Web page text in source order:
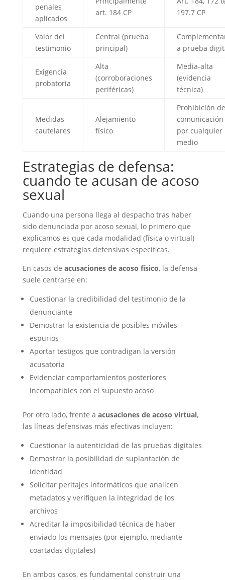
penales
aplicados
art. 184 CP
197.7 CP
Valor del
testimonio
Central (prueba
principal)
a prueba
Exigencia
probatoria
Alta
(corroboraciones
periféricas)
Media-alta
(evidencia
técnica)
Medidas
cautelares
Alejamiento
físico
Prohibición de
comunicación
por cualquier
medio
Estrategias de defensa:
cuando te acusan de acoso
sexual
Cuando una persona llega al despacho tras haber
sido denunciada por acoso sexual, lo primero que
explicamos es que cada modalidad (física o virtual)
requiere estrategias defensivas específicas.
En casos de acusaciones de acoso físico, la defensa
suele centrarse en:
Cuestionar la credibilidad del testimonio de la
denunciante
Demostrar la existencia de posibles móviles
espurios
Aportar testigos que contradigan la versión
acusatoria
Evidenciar comportamientos posteriores
incompatibles con el supuesto acoso
Por otro lado, frente a acusaciones de acoso virtual,
las líneas defensivas más efectivas incluyen:
Cuestionar la autenticidad de las pruebas digitales
Demostrar la posibilidad de suplantación de
identidad
Solicitar peritajes informáticos que analicen
metadatos y verifiquen la integridad de los
archivos
Acreditar la imposibilidad técnica de haber
enviado los mensajes (por ejemplo, mediante
coartadas digitales)
En ambos casos, es fundamental construir una